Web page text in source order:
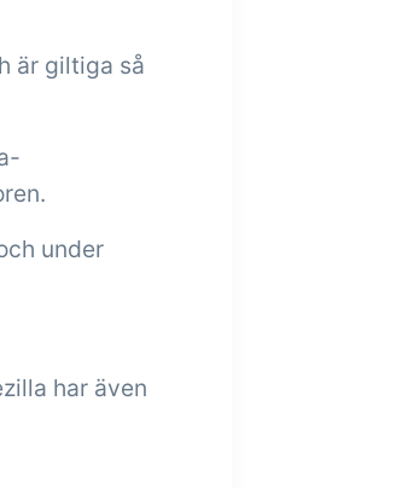
är giltiga så
under
har även